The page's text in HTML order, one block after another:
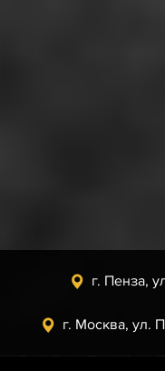
г. Пенза,
г. Москва, ул.